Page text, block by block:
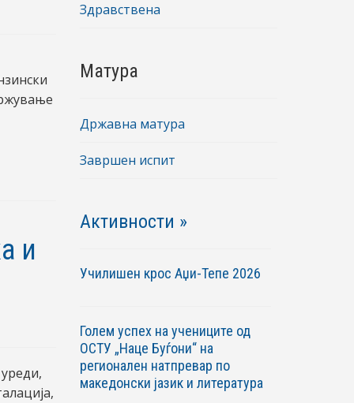
и
Здравствена
Матура
Државна матура
Завршен испит
Активности »
Училишен крос Аџи-Тепе 2026
Голем успех на учениците од
ОСТУ „Наце Буѓони“ на
регионален натпревар по
македонски јазик и литература